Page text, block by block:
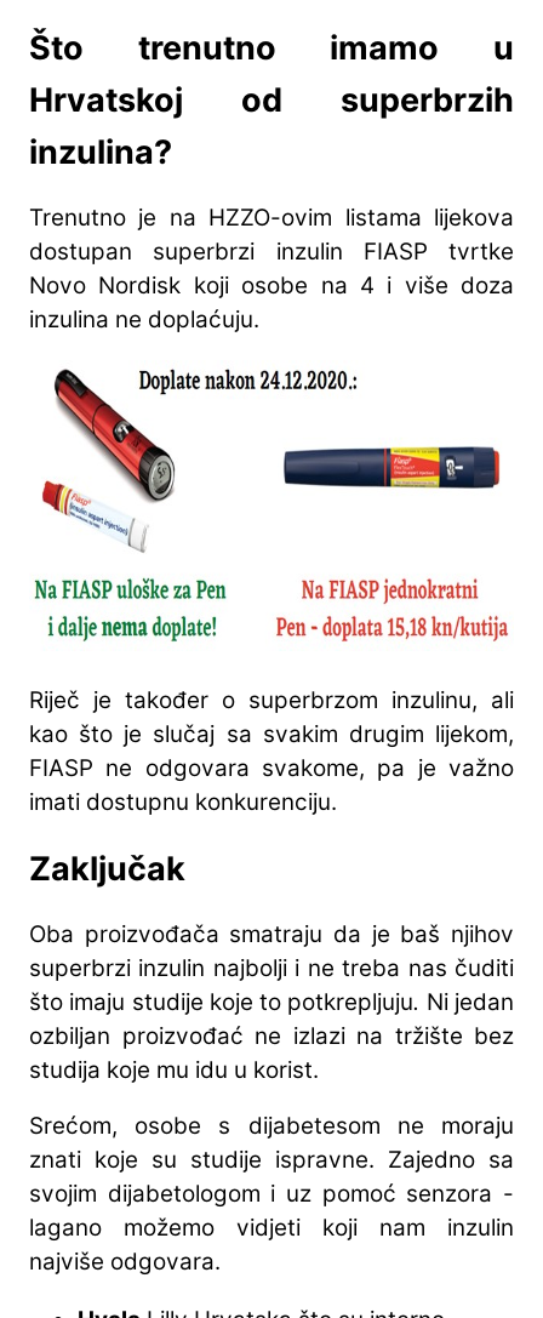
Što trenutno imamo u
Hrvatskoj od superbrzih
inzulina?
Trenutno je na HZZO-ovim listama lijekova
dostupan superbrzi inzulin FIASP tvrtke
Novo Nordisk koji osobe na 4 i više doza
inzulina ne doplaćuju.
Riječ je također o superbrzom inzulinu, ali
kao što je slučaj sa svakim drugim lijekom,
FIASP ne odgovara svakome, pa je važno
imati dostupnu konkurenciju.
Zaključak
Oba proizvođača smatraju da je baš njihov
superbrzi inzulin najbolji i ne treba nas čuditi
što imaju studije koje to potkrepljuju. Ni jedan
ozbiljan proizvođać ne izlazi na tržište bez
studija koje mu idu u korist.
Srećom, osobe s dijabetesom ne moraju
znati koje su studije ispravne. Zajedno sa
svojim dijabetologom i uz pomoć senzora -
lagano možemo vidjeti koji nam inzulin
najviše odgovara.